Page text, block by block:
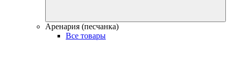
Аренария (песчанка)
Все товары